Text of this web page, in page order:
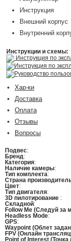
Инструкция
Внешний корпус
Внутренний
Инструкции и схемы:
Инструкция по
Инструкция по
Руководство
Хар-ки
Доставка
Оплата
Отзывы
Вопросы
Подвес:
Бренд:
Категория:
Наличие камеры:
Тип комплекта:
Страна
Цвет:
Тип двигателя:
3D пилотирование :
Складной:
Follow Me (Следуй за
Headless Mode:
GPS:
Waypoint (Облет
FPV (Онлайн
Point of Interest (Точка